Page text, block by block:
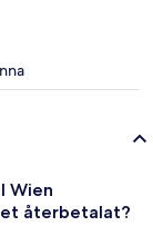
Wien
återbetalat?